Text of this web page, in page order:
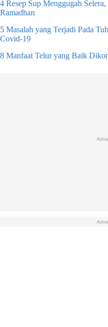
4 Resep Sup Menggugah
Ramadhan
5 Masalah yang Terjadi Pada
Covid-19
8 Manfaat Telur yang Baik